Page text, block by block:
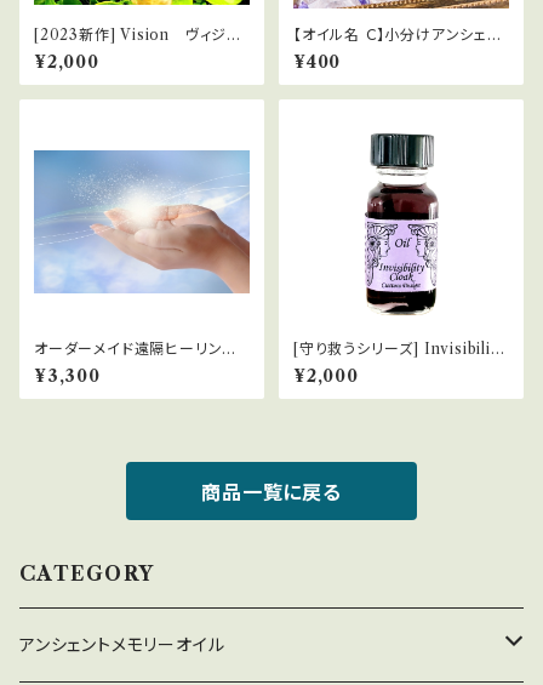
[2023新作] Vision ヴィジョ
ン
¥2,000
【オイル名 Ｃ】小分けアンシェン
トメモリーオイルChocotto
¥400
オーダーメイド遠隔ヒーリング
【30分】
¥3,300
[守り救うシリーズ] Invisibility
Cloak 透明マント
¥2,000
商品一覧に戻る
CATEGORY
アンシェントメモリーオイル